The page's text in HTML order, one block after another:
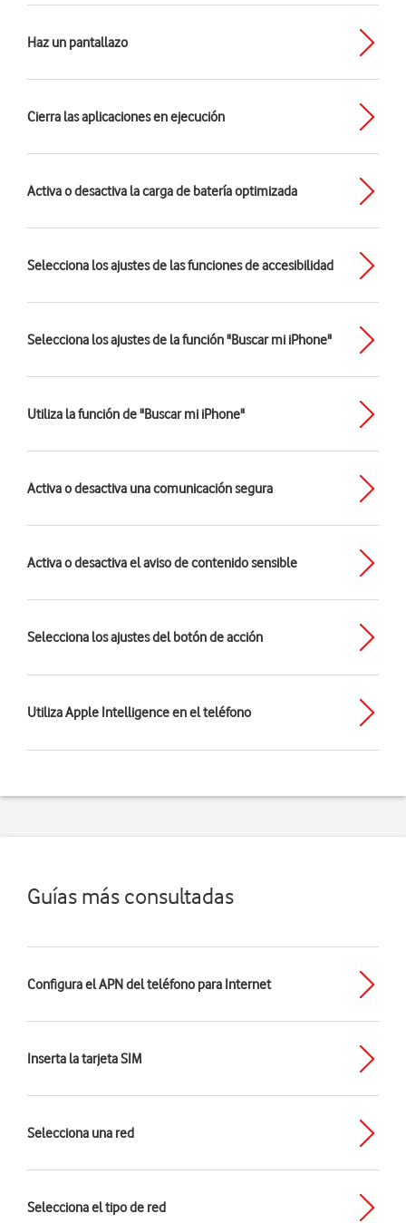
Haz un pantallazo
Cierra las aplicaciones en ejecución
Activa o desactiva la carga de batería optimizada
Selecciona los ajustes de las funciones de accesibilidad
Selecciona los ajustes de la función "Buscar mi iPhone"
Utiliza la función de "Buscar mi iPhone"
Activa o desactiva una comunicación segura
Activa o desactiva el aviso de contenido sensible
Selecciona los ajustes del botón de acción
Utiliza Apple Intelligence en el teléfono
Guías más consultadas
Configura el APN del teléfono para Internet
Inserta la tarjeta SIM
Selecciona una red
Selecciona el tipo de red